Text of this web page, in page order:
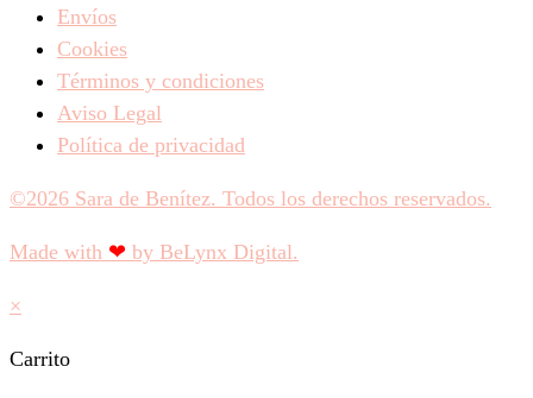
Envíos
Cookies
Términos y condiciones
Aviso Legal
Política de privacidad
©2026 Sara de Benítez. Todos los derechos reservados.
Made with ❤ by BeLynx Digital.​​
×
Carrito